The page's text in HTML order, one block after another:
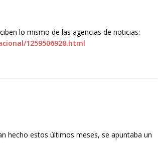
lo mismo de las agencias de noticias:
1259506928.html
hecho estos últimos meses, se apuntaba un